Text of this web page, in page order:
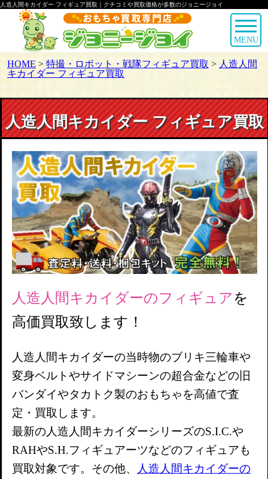
人造人間キカイダー フィギュア買取｜クチコミや買取価格が多数のジョニージョイ
MENU
HOME > 特撮・ロボット・戦隊フィギュア買取 > 人造人間
キカイダー フィギュア買取
人造人間キカイダー フィギュア買取
人造人間キカイダーのフィギュアを
高価買取致します！
人造人間キカイダーの当時物のブリキ三輪車や
変身ベルトやサイドマシーンの超合金などの旧
バンダイやタカトク製のおもちゃを高値で査
定・買取します。
最新の人造人間キカイダーシリーズのS.I.C.や
RAHやS.H.フィギュアーツなどのフィギュアも
買取対象です。その他、
人造人間キカイダーの